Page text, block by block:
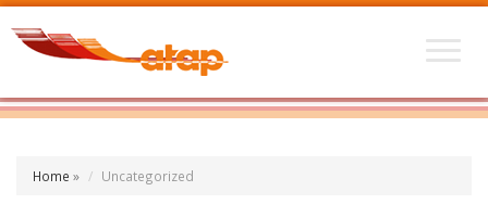
Home » Uncategorized